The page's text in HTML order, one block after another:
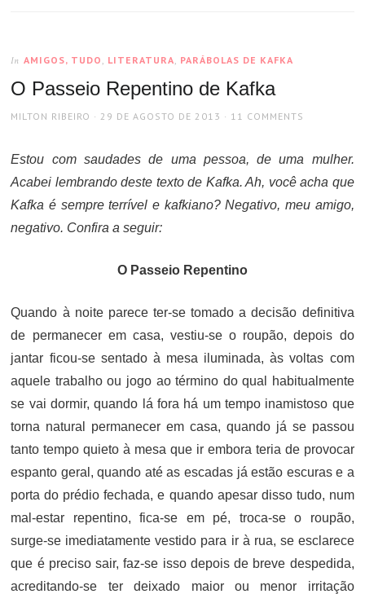
In AMIGOS, TUDO LITERATURA PARÁBOLAS DE KAFKA
O Passeio Repentino de Kafka
AUTHOR
MILTON RIBEIRO
POSTED
29 DE AGOSTO DE 2013 11 COMMENTS
Estou com saudades de uma pessoa, de uma mulher.
Acabei lembrando deste texto de Kafka. Ah, você acha que
Kafka é sempre terrível e kafkiano? Negativo, meu amigo,
negativo. Confira a seguir:
O Passeio Repentino
Quando à noite parece ter-se tomado a decisão definitiva
de permanecer em casa, vestiu-se o roupão, depois do
jantar ficou-se sentado à mesa iluminada, às voltas com
aquele trabalho ou jogo ao término do qual habitualmente
se vai dormir, quando lá fora há um tempo inamistoso que
torna natural permanecer em casa, quando já se passou
tanto tempo quieto à mesa que ir embora teria de provocar
espanto geral, quando até as escadas já estão escuras e a
porta do prédio fechada, e quando apesar disso tudo, num
mal-estar repentino, fica-se em pé, troca-se o roupão,
surge-se imediatamente vestido para ir à rua, se esclarece
que é preciso sair, faz-se isso depois de breve despedida,
acreditando-se ter deixado maior ou menor irritação